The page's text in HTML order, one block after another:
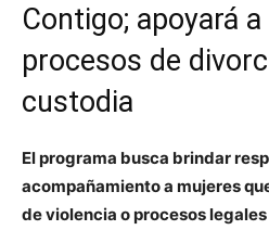
Contigo; apoyará
procesos de
custodia
El programa busca brindar
acompañamiento a mujeres
de violencia o procesos